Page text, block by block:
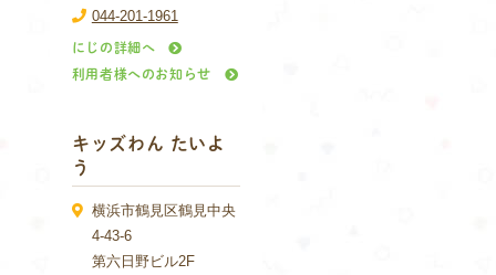
044-201-1961
にじの詳細へ
利用者様へのお知らせ
キッズわん たいよ
う
横浜市鶴見区鶴見中央
4-43-6
第六日野ビル2F